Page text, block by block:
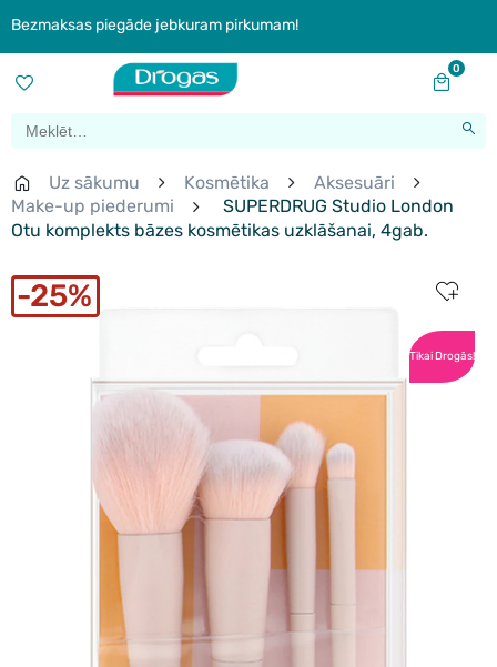
Bezmaksas piegāde jebkuram pirkumam!
0
Uz sākumu Kosmētika
Aksesuāri
Make-up piederumi
SUPERDRUG Studio London
Otu komplekts bāzes kosmētikas uzklāšanai, 4gab.
25%
Tikai Drogās!